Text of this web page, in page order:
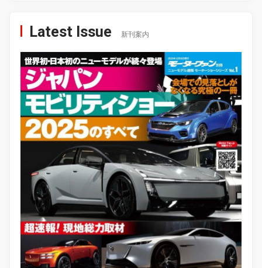
Latest Issue 新刊案内